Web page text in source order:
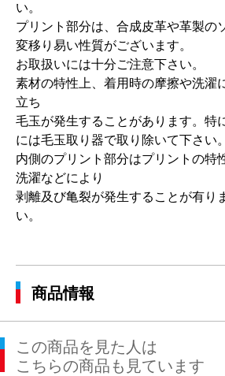
い。
プリント部分は、合成皮革や革製の
変移り易い性質がございます。
お取扱いには十分ご注意下さい。
素材の特性上、着用時の摩擦や洗濯
立ち
毛玉が発生することがあります。特
には毛玉取り器で取り除いて下さい。
内側のプリント部分はプリントの特
洗濯などにより
剥離及び亀裂が発生することが有り
い。
商品情報
この商品を見た人は
こちらの商品も見ています